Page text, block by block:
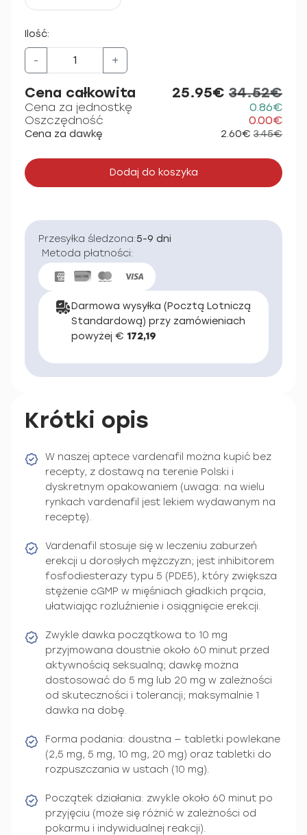
Ilość:
- +
Cena całkowita 25.95€ 34.52€
Cena za jednostkę
0.86€
Oszczędność
0.00€
Cena za dawkę 2.60€ 3.45€
Dodaj do koszyka
Przesyłka śledzona:5-9 dni
Metoda płatności:
Darmowa wysyłka (Pocztą Lotniczą
Standardową) przy zamówieniach
powyżej € 172,19
Krótki opis
W naszej aptece vardenafil można kupić bez
recepty, z dostawą na terenie Polski i
dyskretnym opakowaniem (uwaga: na wielu
rynkach vardenafil jest lekiem wydawanym na
receptę).
Vardenafil stosuje się w leczeniu zaburzeń
erekcji u dorosłych mężczyzn; jest inhibitorem
fosfodiesterazy typu 5 (PDE5), który zwiększa
stężenie cGMP w mięśniach gładkich prącia,
ułatwiając rozluźnienie i osiągnięcie erekcji.
Zwykle dawka początkowa to 10 mg
przyjmowana doustnie około 60 minut przed
aktywnością seksualną; dawkę można
dostosować do 5 mg lub 20 mg w zależności
od skuteczności i tolerancji; maksymalnie 1
dawka na dobę.
Forma podania: doustna — tabletki powlekane
(2,5 mg, 5 mg, 10 mg, 20 mg) oraz tabletki do
rozpuszczania w ustach (10 mg).
Początek działania: zwykle około 60 minut po
przyjęciu (może się różnić w zależności od
pokarmu i indywidualnej reakcji).